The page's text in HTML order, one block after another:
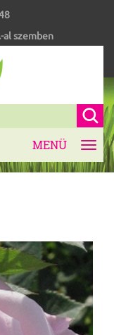
al szemben
MENÜ